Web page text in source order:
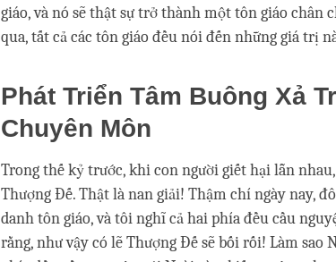
giáo, và nó sẽ thật sự trở thành một tôn giáo chân
qua, tất cả các tôn giáo đều nói đến những giá trị
Phát Triển Tâm Buông Xả
Chuyên Môn
Trong thế kỷ trước, khi con người giết hại lẫn
Thượng Đế. Thật là nan giải! Thậm chí ngày nay,
danh tôn giáo, và tôi nghĩ cả hai phía đều cầu
rằng, như vậy có lẽ Thượng Đế sẽ bối rối! Làm